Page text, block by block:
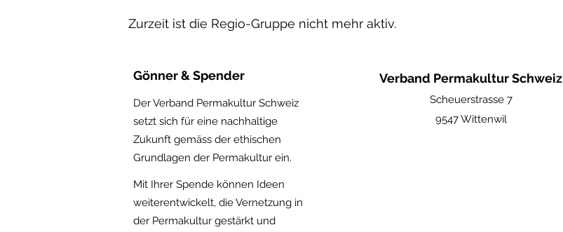
Zurzeit ist die Regio-Gruppe nicht mehr aktiv.
Gönner & Spender
Der Verband Permakultur Schweiz
setzt sich für eine nachhaltige
Zukunft gemäss der ethischen
Grundlagen der Permakultur ein.
Mit Ihrer Spende können Ideen
weiterentwickelt, die Vernetzung in
der Permakultur gestärkt und
Verband Permakultur Schweiz
Scheuerstrasse 7
9547 Wittenwil